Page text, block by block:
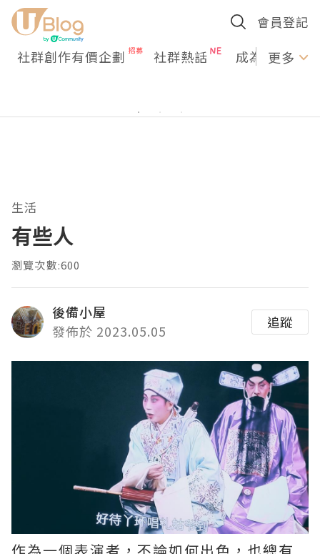
會員登記
社群創作有價企劃 社群熱話 成為U更多
生活
有些人
瀏覽次數:600
後備小屋
發佈於 2023.05.05
追蹤